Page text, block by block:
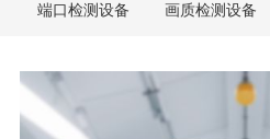
端口检测设备 画质检测设备